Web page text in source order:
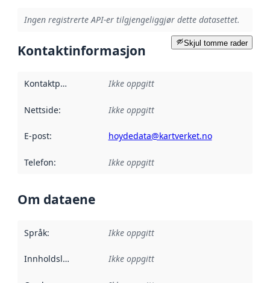
Ingen registrerte API-er tilgjengeliggjør dette datasettet.
Skjul tomme rader
Kontaktinformasjon
Kontaktpunkt Ikke oppgitt
Nettside: Ikke oppgitt
E-post: hoydedata@kartverket.no
Telefon: Ikke oppgitt
Om dataene
Språk: Ikke oppgitt
Innholdsleverandører :
Ikke oppgitt